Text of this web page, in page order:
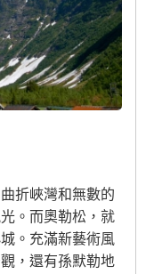
折峽灣和無數的
。而奧勒松，就
。充滿新藝術風
，還有孫默勒地